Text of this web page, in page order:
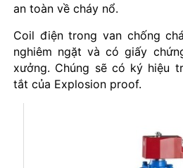
an toàn về cháy nổ.
Coil điện trong van chống
nghiêm ngặt và có giấy
xưởng. Chúng sẽ có ký hiệu
tắt của Explosion proof.